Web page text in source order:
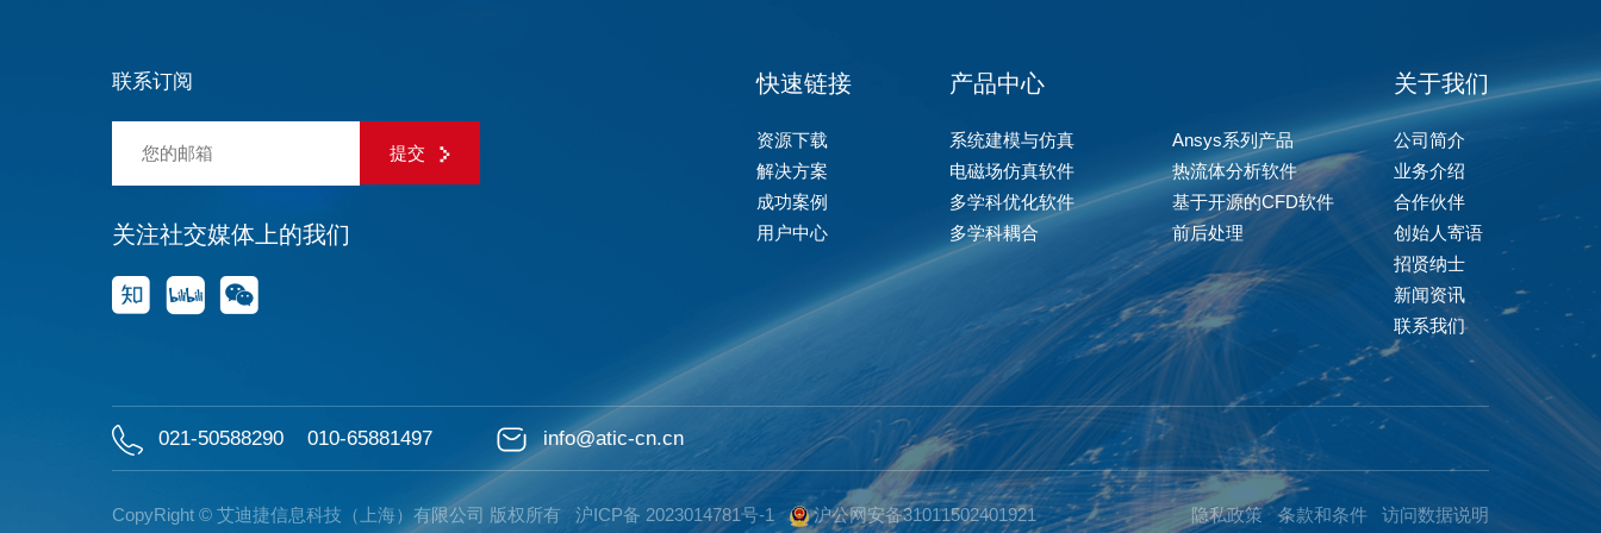
联系订阅
提交
关注社交媒体上的我们
快速链接
资源下载
解决方案
成功案例
用户中心
产品中心
系统建模与仿真
Ansys系列产品
电磁场仿真软件
热流体分析软件
多学科优化软件
基于开源的CFD软件
多学科耦合
前后处理
关于我们
公司简介
业务介绍
合作伙伴
创始人寄语
招贤纳士
新闻资讯
联系我们
021-50588290 010-65881497 info@atic-cn.cn
CopyRight © 艾迪捷信息科技（上海）有限公司 版权所有 沪ICP备 2023014781号-1 沪公网安备31011502401921 隐私政策 条款和条件 访问数据说明